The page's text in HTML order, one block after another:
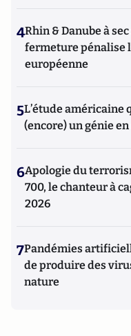
4Rhin & Danube à
fermeture pénalise
européenne
5L’étude américaine
(encore) un génie
6Apologie du
700, le chanteur à
2026
7Pandémies
de produire des
nature